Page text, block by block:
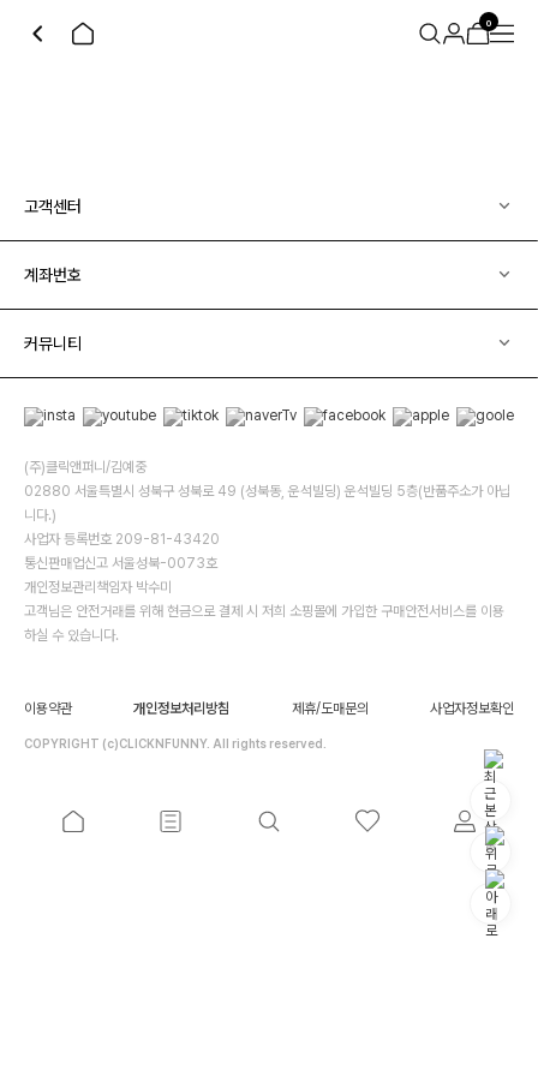
0
고객센터
계좌번호
커뮤니티
(주)클릭앤퍼니/김예중
02880 서울특별시 성북구 성북로 49 (성북동, 운석빌딩) 운석빌딩 5층(반품주소가 아닙
니다.)
사업자 등록번호 209-81-43420
통신판매업신고 서울성북-0073호
개인정보관리책임자 박수미
고객님은 안전거래를 위해 현금으로 결제 시 저희 소핑몰에 가입한 구매안전서비스를 이용
하실 수 있습니다.
이용약관 개인정보처리방침 제휴/도매문의 사업자정보확인
COPYRIGHT (c)CLICKNFUNNY. All rights reserved.